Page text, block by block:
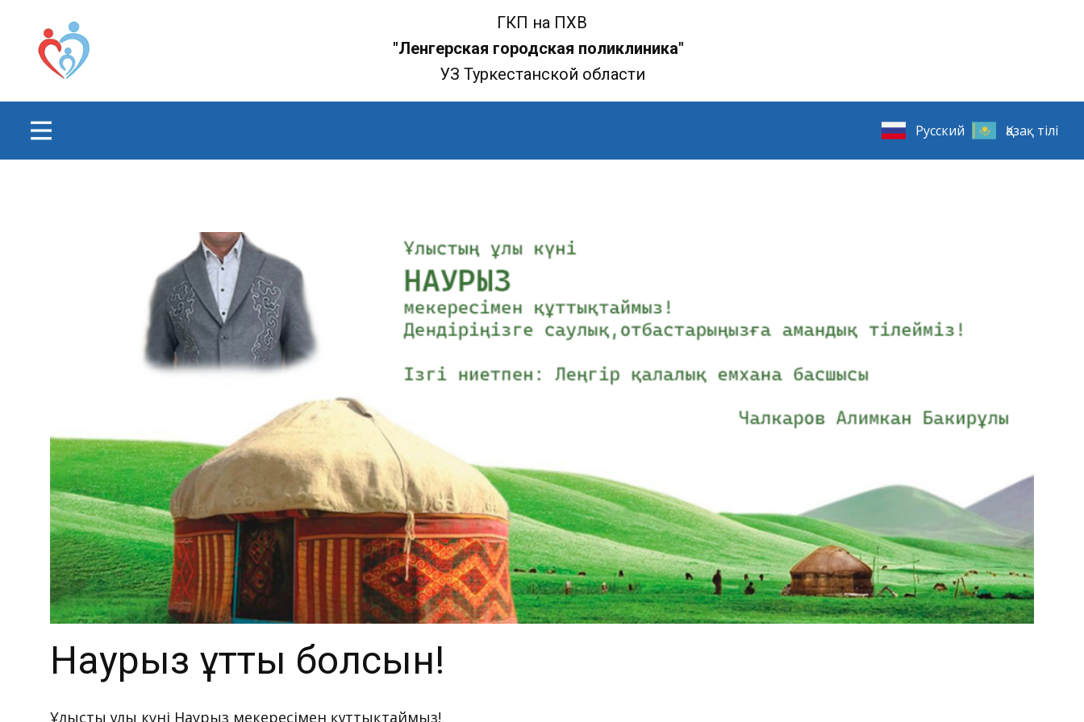
ГКП на ПХВ
"Ленгерская городская поликлиника"
УЗ Туркестанской области
Наурыз құтты болсын!
Ұлыстың ұлы күні Наурыз мекересімен құттықтаймыз!